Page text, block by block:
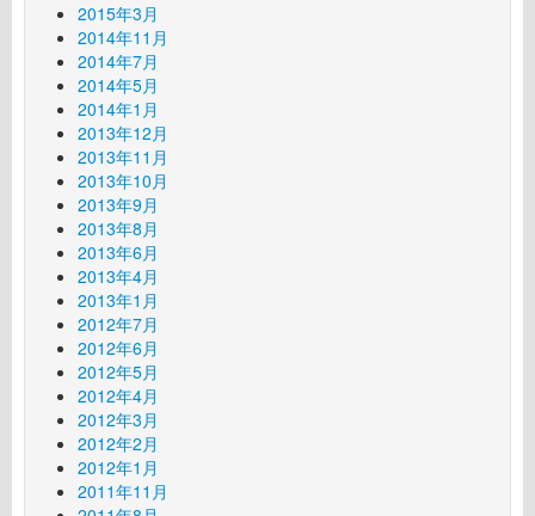
2015年3月
2014年11月
2014年7月
2014年5月
2014年1月
2013年12月
2013年11月
2013年10月
2013年9月
2013年8月
2013年6月
2013年4月
2013年1月
2012年7月
2012年6月
2012年5月
2012年4月
2012年3月
2012年2月
2012年1月
2011年11月